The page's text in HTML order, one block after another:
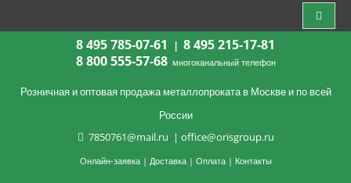
8 495 785-07-61 | 8 495 215-17-81
8 800 555-57-68 многоканальный телефон
Розничная и оптовая продажа металлопроката в Москве и по всей
России
7850761@mail.ru | office@orisgroup.ru
Онлайн-заявка| Доставка| Оплата| Контакты